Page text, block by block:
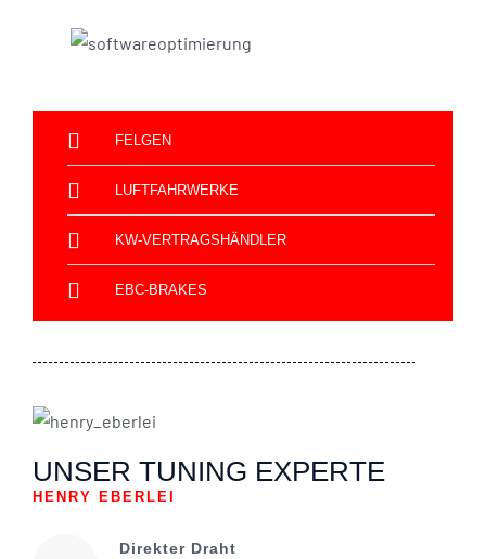
FELGEN
LUFTFAHRWERKE
KW-VERTRAGSHÄNDLER
EBC-BRAKES
UNSER TUNING EXPERTE
HENRY EBERLEI
Direkter Draht